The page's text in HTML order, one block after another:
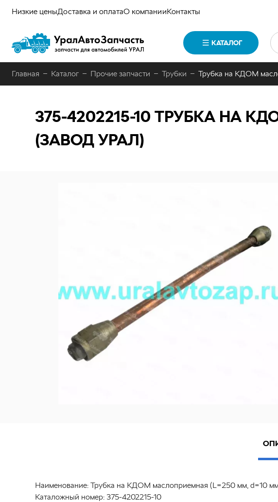
Низкие ценыДоставка и оплатаО компанииКонтакты
КАТАЛОГ
Главная Каталог Прочие запчасти Трубки Трубка на КДОМ
375-4202215-10 ТРУБКА НА
(ЗАВОД УРАЛ)
Наименование: Трубка на КДОМ маслоприемная (L=250 мм, d=10
Каталожный номер: 375-4202215-10